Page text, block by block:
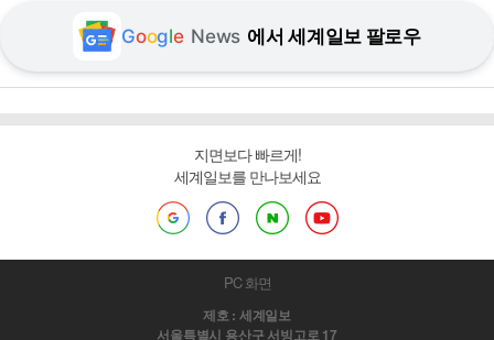
Google News 에서 세계일보 팔로우
지면보다 빠르게!
세계일보를 만나보세요
PC 화면
제호 : 세계일보
서울특별시 용산구 서빙고로 17